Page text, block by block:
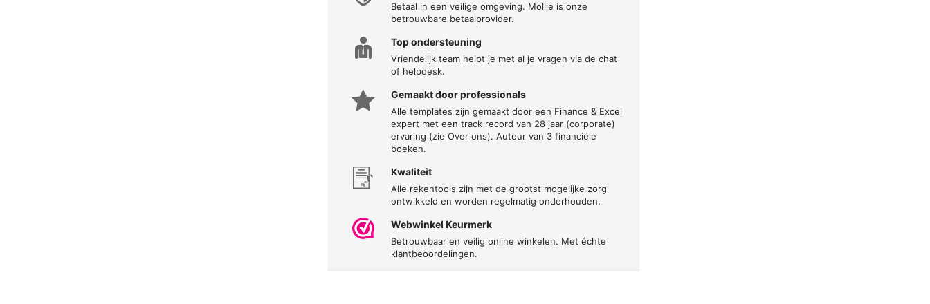
Betaal in een veilige omgeving. Mollie is onze
betrouwbare betaalprovider.
Top ondersteuning
Vriendelijk team helpt je met al je vragen via de chat
of helpdesk.
Gemaakt door professionals
Alle templates zijn gemaakt door een Finance & Excel
expert met een track record van 28 jaar (corporate)
ervaring (zie Over ons). Auteur van 3 financiële
boeken.
Kwaliteit
Alle rekentools zijn met de grootst mogelijke zorg
ontwikkeld en worden regelmatig onderhouden.
Webwinkel Keurmerk
Betrouwbaar en veilig online winkelen. Met échte
klantbeoordelingen.